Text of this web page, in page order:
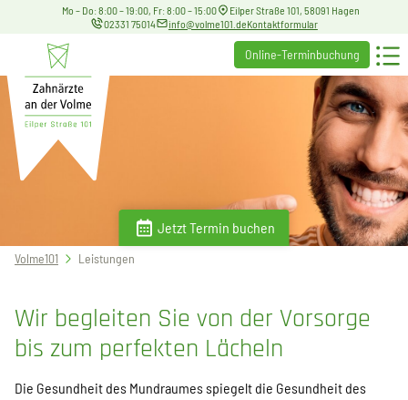
Mo – Do: 8:00 – 19:00, Fr: 8:00 – 15:00
Eilper Straße 101, 58091 Hagen
02331 75014
info@volme101.deKontaktformular
Online-Terminbuchung
Jetzt Termin buchen
Sie
hier:
Volme101 Leistungen
Wir begleiten Sie von der Vorsorge
bis zum perfekten Lächeln
Die Gesundheit des Mundraumes spiegelt die Gesundheit des